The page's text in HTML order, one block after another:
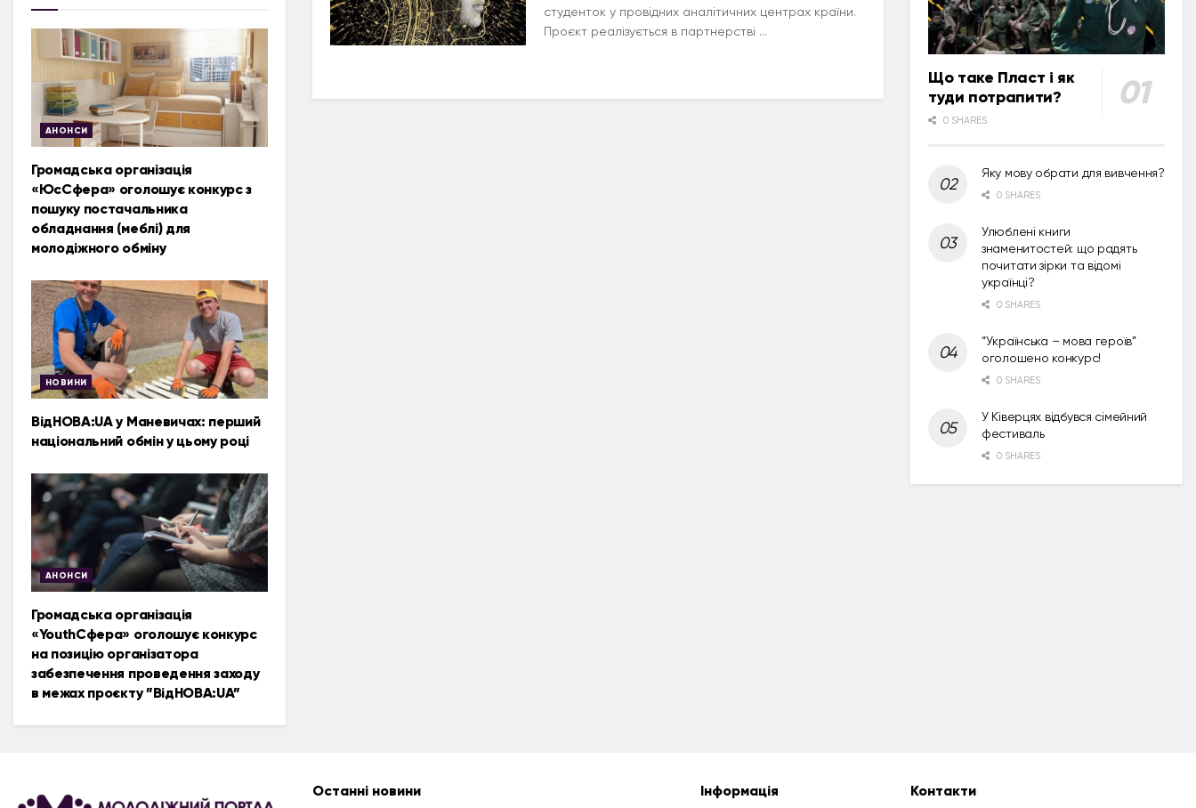
студенток у провідних аналітичних центрах країни.
Проєкт реалізується в партнерстві ...
АНОНСИ
Громадська організація
«ЮсСфера» оголошує конкурс з
пошуку постачальника
обладнання (меблі) для
молодіжного обміну
НОВИНИ
ВідНОВА:UA у Маневичах: перший
національний обмін у цьому році
АНОНСИ
Громадська організація
«YouthСфера» оголошує конкурс
на позицію організатора
забезпечення проведення заходу
в межах проєкту ”ВідНОВА:UA”
Що таке Пласт і як
туди потрапити?
0 SHARES
Яку мову обрати для вивчення?
0 SHARES
Улюблені книги
знаменитостей: що радять
почитати зірки та відомі
українці?
0 SHARES
“Українська – мова героїв”
оголошено конкурс!
0 SHARES
У Ківерцях відбувся сімейний
фестиваль
0 SHARES
Останні новини Інформація Контакти